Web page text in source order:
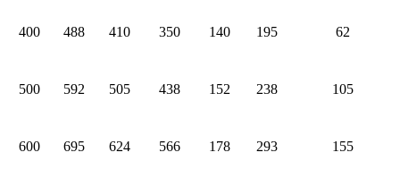
400 488 410 350 140 195 62
500 592 505 438 152 238 105
600 695 624 566 178 293 155